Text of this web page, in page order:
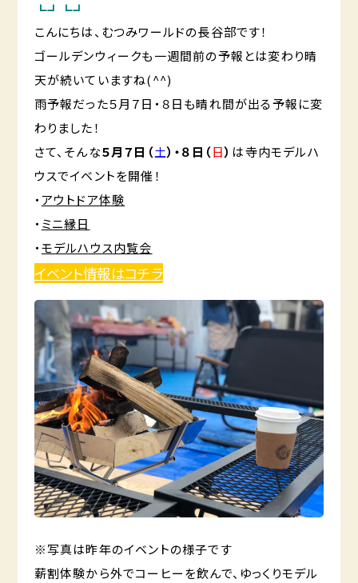
┗┛┗┛
こんにちは、むつみワールドの長谷部です！
ゴールデンウィークも一週間前の予報とは変わり晴
天が続いていますね(^^)
雨予報だった５月７日・８日も晴れ間が出る予報に変
わりました！
さて、そんな５月７日（土）・８日（日） は寺内モデルハ
ウスでイベントを開催！
・ アウトドア体験
・ ミニ縁日
・モデルハウス内覧会
イベント情報はコチラ
※写真は昨年のイベントの様子です
薪割体験から外でコーヒーを飲んで、ゆっくりモデル